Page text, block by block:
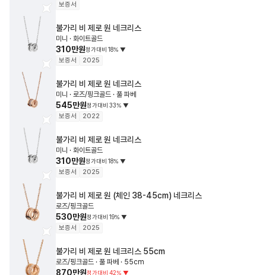
보증서
불가리 비 제로 원 네크리스
미니 · 화이트골드
310만원정가대비 18% ▼
보증서 2025
불가리 비 제로 원 네크리스
미니 · 로즈/핑크골드 · 풀 파베
545만원정가대비 33% ▼
보증서 2022
불가리 비 제로 원 네크리스
미니 · 화이트골드
310만원정가대비 18% ▼
보증서 2025
불가리 비 제로 원 (체인 38-45cm) 네크리스
로즈/핑크골드
530만원정가대비 19% ▼
보증서 2025
불가리 비 제로 원 네크리스 55cm
로즈/핑크골드 · 풀 파베 · 55cm
870만원정가대비 42% ▼